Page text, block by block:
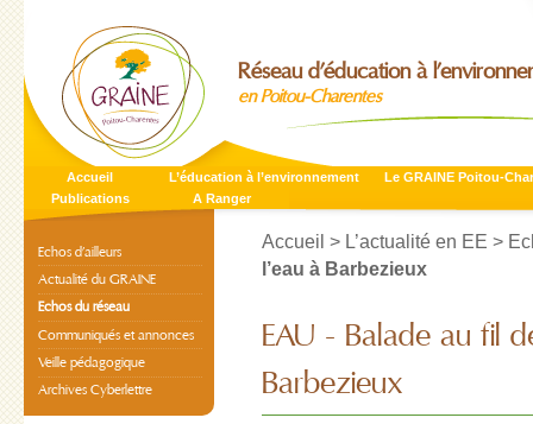
Réseau d’éducation à
en Poitou-Charentes
Accueil L’éducation à l’environnement
Le GRAINE Poitou-
Publications
A Ranger
Accueil > L’actualité en EE >
l’eau à Barbezieux
EAU - Balade au fil
Barbezieux
Echos d’ailleurs
Actualité du GRAINE
Echos du réseau
Communiqués et annonces
Veille pédagogique
Archives Cyberlettre